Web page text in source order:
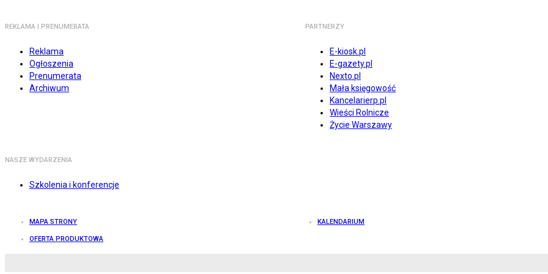
REKLAMA I PRENUMERATA
Reklama
Ogłoszenia
Prenumerata
Archiwum
PARTNERZY
E-kiosk.pl
E-gazety.pl
Nexto.pl
Mała księgowość
Kancelarierp.pl
Wieści Rolnicze
Życie Warszawy
NASZE WYDARZENIA
Szkolenia i konferencje
MAPA STRONY KALENDARIUM
OFERTA PRODUKTOWA